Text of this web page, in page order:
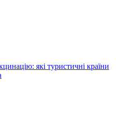
які туристичні країни